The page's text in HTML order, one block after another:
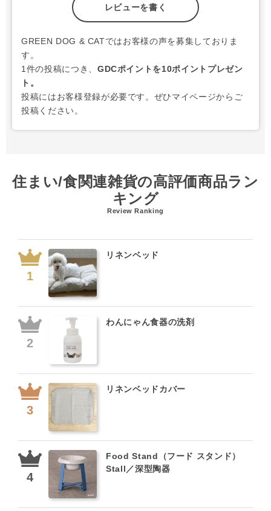
レビューを書く
GREEN DOG & CATではお客様の声を募集しておりま
す。
1件の投稿につき、 GDCポイントを10ポイントプレゼン
ト。
投稿にはお客様登録が必要です。ぜひマイページからご
投稿ください。
住まい/食関連雑貨の高評価商品ラン
キング
Review Ranking
リネンベッド
わんにゃん食器の洗剤
リネンベッドカバー
Food Stand（フード スタンド）
Stall／深型陶器